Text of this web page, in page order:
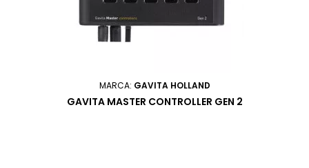
MARCA: GAVITA HOLLAND
GAVITA MASTER CONTROLLER GEN 2